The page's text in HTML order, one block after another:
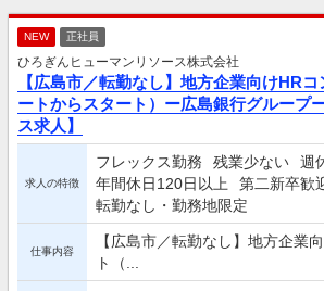
NEW 正社員
ひろぎんヒューマンリソース株式会社
【広島市／転勤なし】地方企業向けHR
ートからスタート）ー広島銀行グループ
ス求人】
求人の特徴
フレックス勤務 残業少ない 週
年間休日120日以上
第二新卒歓
転勤なし・勤務地限定
仕事内容
【広島市／転勤なし】地方企業
ト（...